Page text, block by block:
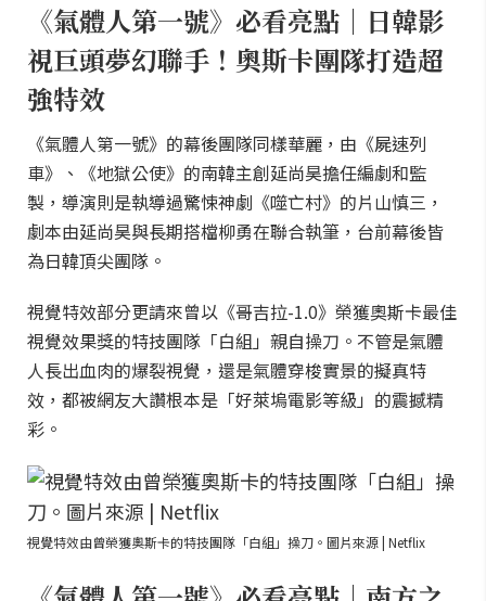
《氣體人第一號》必看亮點｜日韓影
視巨頭夢幻聯手！奧斯卡團隊打造超
強特效
《氣體人第一號》的幕後團隊同樣華麗，由《屍速列
車》、《地獄公使》的南韓主創延尚昊擔任編劇和監
製，導演則是執導過驚悚神劇《噬亡村》的片山慎三，
劇本由延尚昊與長期搭檔柳勇在聯合執筆，台前幕後皆
為日韓頂尖團隊。
視覺特效部分更請來曾以《哥吉拉-1.0》榮獲奧斯卡最佳
視覺效果獎的特技團隊「白組」親自操刀。不管是氣體
人長出血肉的爆裂視覺，還是氣體穿梭實景的擬真特
效，都被網友大讚根本是「好萊塢電影等級」的震撼精
彩。
視覺特效由曾榮獲奧斯卡的特技團隊「白組」操刀。圖片來源 | Netflix